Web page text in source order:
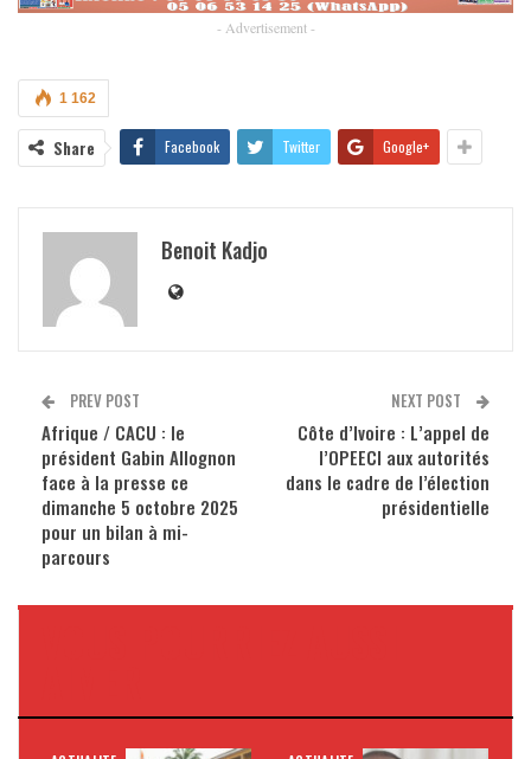
- Advertisement -
1 162
Share Facebook Twitter Google+
Benoit Kadjo
PREV POST
Afrique / CACU : le
président Gabin Allognon
face à la presse ce
dimanche 5 octobre 2025
pour un bilan à mi-
parcours
NEXT POST
Côte d’Ivoire : L’appel de
l’OPEECI aux autorités
dans le cadre de l’élection
présidentielle